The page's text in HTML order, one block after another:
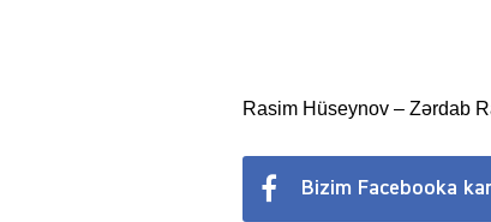
Rasim Hüseynov – Zərdab
Bizim Facebooka